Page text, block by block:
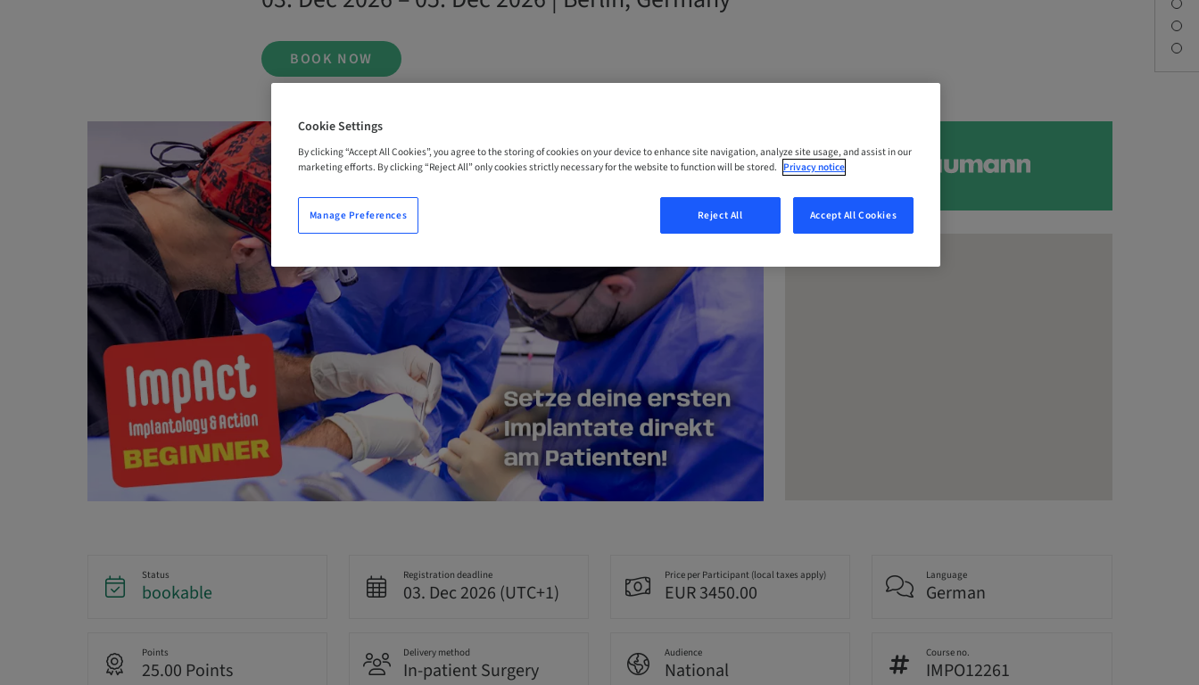
BOOK NOW
Status
bookable
Registration deadline
03. Dec 2026 (UTC+1)
Price per Participant (local taxes apply)
EUR 3450.00
Language
German
Points
25.00 Points
Delivery method
In-patient Surgery
Audience
National
Course no.
IMPO12261
Cookie Settings
By clicking “Accept All Cookies”, you agree to the storing of cookies on your device to enhance site navigation, analyze site usage, and assist in our
marketing efforts. By clicking “Reject All” only cookies strictly necessary for the website to function will be stored. Privacy notice
Reject All Accept All Cookies
Manage Preferences